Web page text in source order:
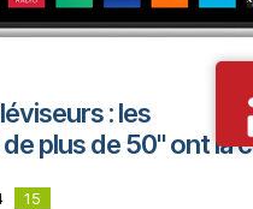
: les
plus de 50" ont la
15